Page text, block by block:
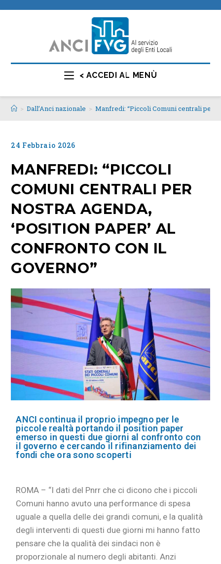
< ACCEDI AL MENÙ
> Dall’Anci nazionale > Manfredi: “Piccoli Comuni centrali per
24 Febbraio 2026
MANFREDI: “PICCOLI
COMUNI CENTRALI PER
NOSTRA AGENDA,
‘POSITION PAPER’ AL
CONFRONTO CON IL
GOVERNO”
ANCI continua il proprio impegno per le
piccole realtà portando il position paper
emerso in questi due giorni al confronto con
il governo e cercando il rifinanziamento dei
fondi che ora sono scoperti
ROMA – “I dati del Pnrr che ci dicono che i piccoli
Comuni hanno avuto una performance di spesa
uguale a quella delle dei grandi comuni, e la qualità
degli interventi di questi due giorni mi hanno fatto
pensare che la qualità dei sindaci non è
proporzionale al numero degli abitanti. Anzi